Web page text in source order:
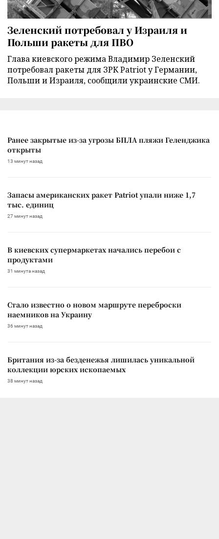
Зеленский потребовал у Израиля и
Польши ракеты для ПВО
Глава киевского режима Владимир Зеленский
потребовал ракеты для ЗРК Patriot у Германии,
Польши и Израиля, сообщили украинские СМИ.
Ранее закрытые из-за угрозы БПЛА пляжи Геленджика
открыты
13 минут назад
Запасы американских ракет Patriot упали ниже 1,7
тыс. единиц
27 минут назад
В киевских супермаркетах начались перебои с
продуктами
31 минута назад
Стало известно о новом маршруте переброски
наемников на Украину
36 минут назад
Британия из-за безденежья лишилась уникальной
коллекции юрских ископаемых
38 минут назад